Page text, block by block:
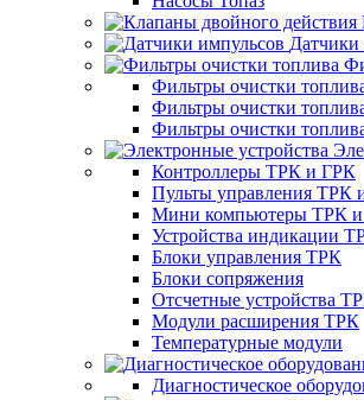
Датчики
Фильтры очистки
Фильтры очистки
Фильтры очистки
Контроллеры ТРК и ГРК
Пульты управления ТРК
Мини компьютеры ТРК
Устройства индикации
Блоки управления ТРК
Блоки сопряжения
Отсчетные устройства
Модули расширения ТРК
Температурные модули
Диагностическое